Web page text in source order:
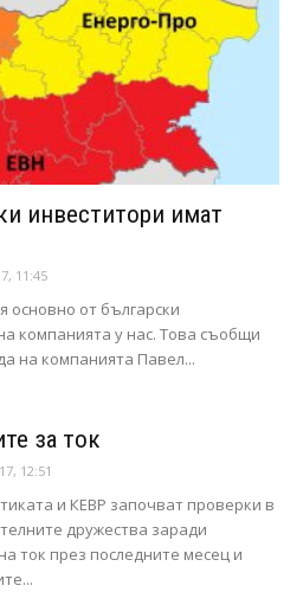
инвеститори имат
11:45
основно от български
компанията у нас. Това съобщи
на компанията Павел...
за ток
12:51
и КЕВР започват проверки в
дружества заради
ток през последните месец и